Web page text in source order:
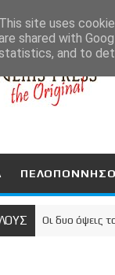
Οι δυο όψεις του
This site uses
shared with
and to